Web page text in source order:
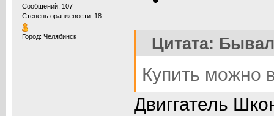
Сообщений: 107
Степень оранжевости: 18
Город: Челябинск Цитата:
Купить можно
Двиггатель